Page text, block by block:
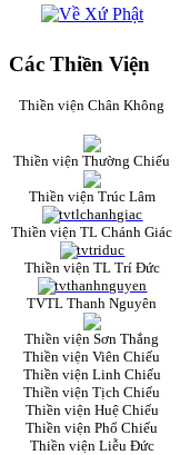
Các Thiền Viện
Thiền viện Chân Không
Thiền viện Thường Chiếu
Thiền viện Trúc Lâm
Thiền viện TL Chánh Giác
Thiền viện TL Trí Đức
TVTL Thanh Nguyên
Thiền viện Sơn Thắng
Thiền viện Viên Chiếu
Thiền viện Linh Chiếu
Thiền viện Tịch Chiếu
Thiền viện Huệ Chiếu
Thiền viện Phổ Chiếu
Thiền viện Liễu Đức